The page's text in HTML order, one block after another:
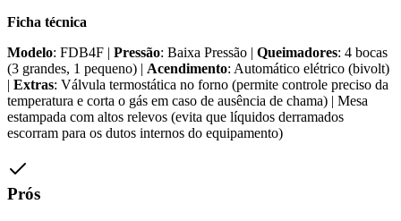
Ficha técnica
Modelo: FDB4F | Pressão: Baixa Pressão | Queimadores: 4 bocas
(3 grandes, 1 pequeno) | Acendimento: Automático elétrico (bivolt)
| Extras: Válvula termostática no forno (permite controle preciso da
temperatura e corta o gás em caso de ausência de chama) | Mesa
estampada com altos relevos (evita que líquidos derramados
escorram para os dutos internos do equipamento)
Prós